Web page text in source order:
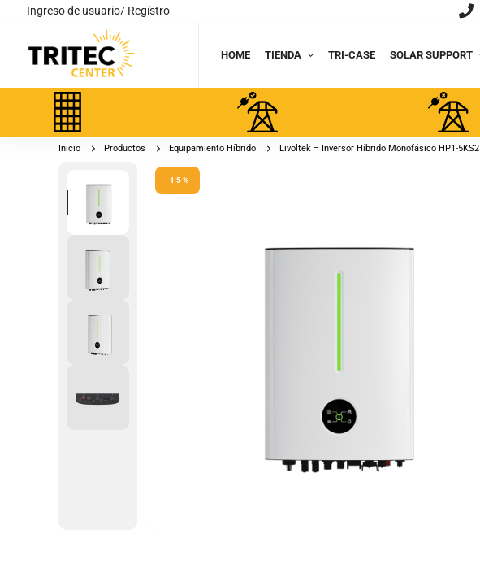
Ingreso de usuario/ Regístro
HOME TIENDA TRI-CASE SOLAR SUPPORT
Inicio Productos Equipamiento Híbrido Livoltek – Inversor Híbrido Monofásico HP1-5KS2
-15%